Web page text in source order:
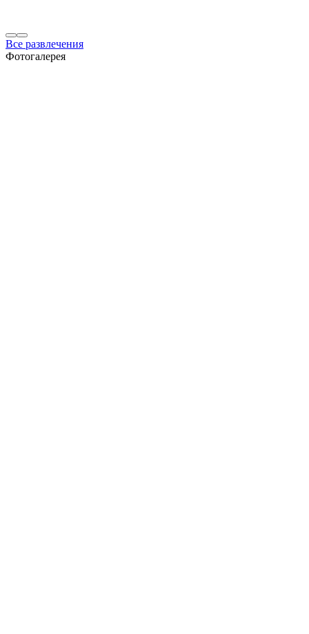
Все развлечения
Фотогалерея